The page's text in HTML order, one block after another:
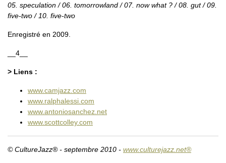
05. speculation / 06. tomorrowland / 07. now what ? / 08. gut / 09.
five-two / 10. five-two
Enregistré en 2009.
__4__
> Liens :
www.camjazz.com
www.ralphalessi.com
www.antoniosanchez.net
www.scottcolley.com
© CultureJazz® - septembre 2010 - www.culturejazz.net®